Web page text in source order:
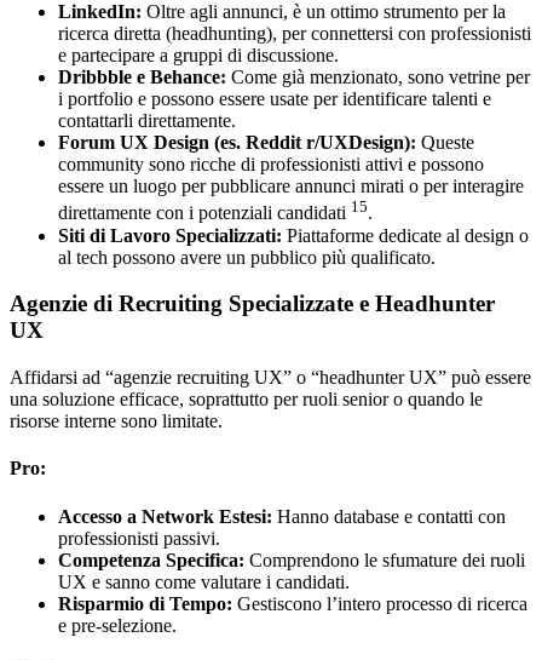
LinkedIn: Oltre agli annunci, è un ottimo strumento per la
ricerca diretta (headhunting), per connettersi con professionisti
e partecipare a gruppi di discussione.
Dribbble e Behance: Come già menzionato, sono vetrine per
i portfolio e possono essere usate per identificare talenti e
contattarli direttamente.
Forum UX Design (es. Reddit r/UXDesign): Queste
community sono ricche di professionisti attivi e possono
essere un luogo per pubblicare annunci mirati o per interagire
direttamente con i potenziali candidati 15.
Siti di Lavoro Specializzati: Piattaforme dedicate al design o
al tech possono avere un pubblico più qualificato.
Agenzie di Recruiting Specializzate e Headhunter
UX
Affidarsi ad “agenzie recruiting UX” o “headhunter UX” può essere
una soluzione efficace, soprattutto per ruoli senior o quando le
risorse interne sono limitate.
Pro:
Accesso a Network Estesi: Hanno database e contatti con
professionisti passivi.
Competenza Specifica: Comprendono le sfumature dei ruoli
UX e sanno come valutare i candidati.
Risparmio di Tempo: Gestiscono l’intero processo di ricerca
e pre-selezione.